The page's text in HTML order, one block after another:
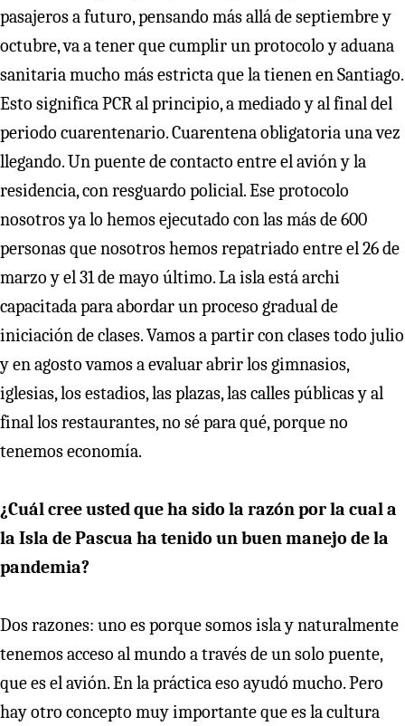
pasajeros a futuro, pensando más allá de septiembre y
octubre, va a tener que cumplir un protocolo y aduana
sanitaria mucho más estricta que la tienen en Santiago.
Esto significa PCR al principio, a mediado y al final del
periodo cuarentenario. Cuarentena obligatoria una vez
llegando. Un puente de contacto entre el avión y la
residencia, con resguardo policial. Ese protocolo
nosotros ya lo hemos ejecutado con las más de 600
personas que nosotros hemos repatriado entre el 26 de
marzo y el 31 de mayo último. La isla está archi
capacitada para abordar un proceso gradual de
iniciación de clases. Vamos a partir con clases todo julio
y en agosto vamos a evaluar abrir los gimnasios,
iglesias, los estadios, las plazas, las calles públicas y al
final los restaurantes, no sé para qué, porque no
tenemos economía.
¿Cuál cree usted que ha sido la razón por la cual a
la Isla de Pascua ha tenido un buen manejo de la
pandemia?
Dos razones: uno es porque somos isla y naturalmente
tenemos acceso al mundo a través de un solo puente,
que es el avión. En la práctica eso ayudó mucho. Pero
hay otro concepto muy importante que es la cultura